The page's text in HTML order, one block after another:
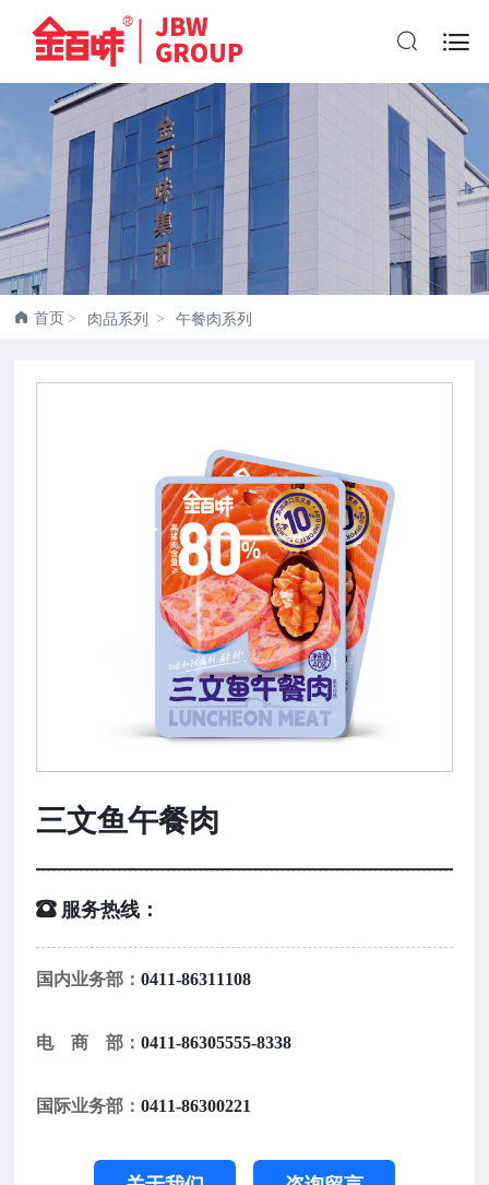

 首页 肉品系列 午餐肉系列
三文鱼午餐肉
 服务热线：
国内业务部：0411-86311108
电 商 部：0411-86305555-8338
国际业务部：0411-86300221